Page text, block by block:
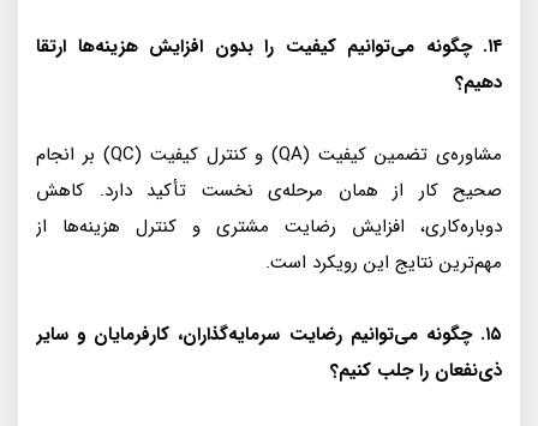
۱۴. چگونه می‌توانیم کیفیت را بدون افزایش هزینه‌ها ارتقا
دهیم؟
مشاوره‌ی تضمین کیفیت (QA) و کنترل کیفیت (QC) بر انجام
صحیح کار از همان مرحله‌ی نخست تأکید دارد. کاهش
دوباره‌کاری، افزایش رضایت مشتری و کنترل هزینه‌ها از
مهم‌ترین نتایج این رویکرد است.
۱۵. چگونه می‌توانیم رضایت سرمایه‌گذاران، کارفرمایان و سایر
ذی‌نفعان را جلب کنیم؟